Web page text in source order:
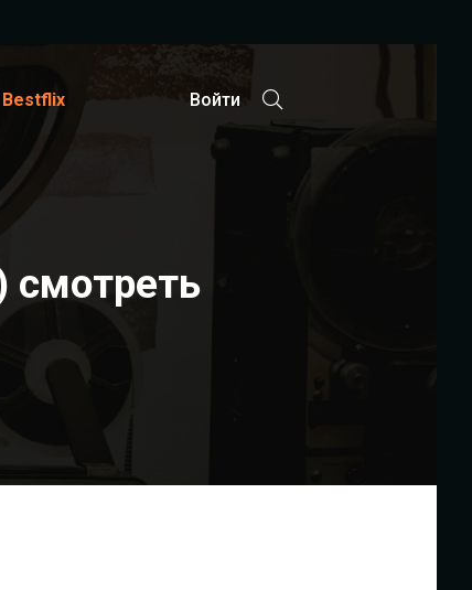
Bestflix Войти
смотреть